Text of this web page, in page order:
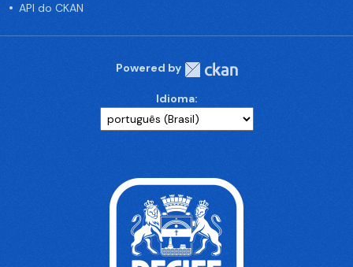
API do CKAN
Powered by
Idioma